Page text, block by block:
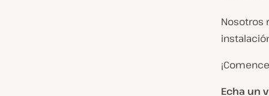
Nosotros
Echa un